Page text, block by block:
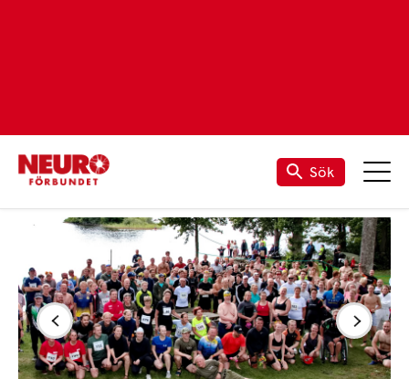
Sök
Förening Förening Nyheter och aktiviteter Hensmåla triathlon 2025